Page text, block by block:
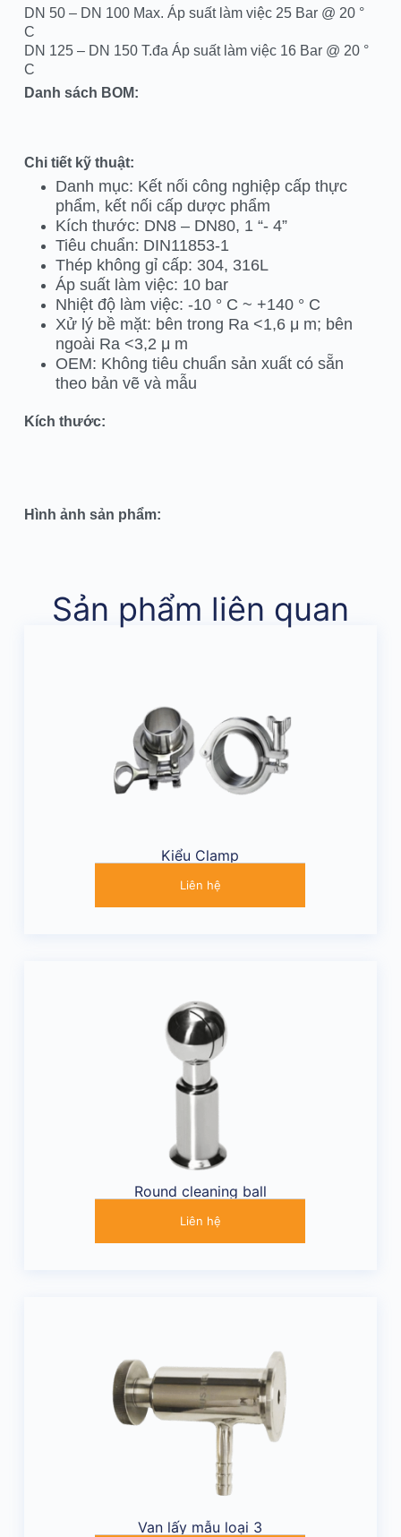
DN 50 – DN 100 Max. Áp suất làm việc 25 Bar @ 20 °
C
DN 125 – DN 150 T.đa Áp suất làm việc 16 Bar @ 20 °
C
Danh sách BOM:
Chi tiết kỹ thuật:
Danh mục: Kết nối công nghiệp cấp thực
phẩm, kết nối cấp dược phẩm
Kích thước: DN8 – DN80, 1 “- 4”
Tiêu chuẩn: DIN11853-1
Thép không gỉ cấp: 304, 316L
Áp suất làm việc: 10 bar
Nhiệt độ làm việc: -10 ° C ~ +140 ° C
Xử lý bề mặt: bên trong Ra <1,6 μ m; bên
ngoài Ra <3,2 μ m
OEM: Không tiêu chuẩn sản xuất có sẵn
theo bản vẽ và mẫu
Kích thước:
Hình ảnh sản phẩm:
Sản phẩm liên quan
Kiểu Clamp
Liên hệ
Round cleaning ball
Liên hệ
Van lấy mẫu loại 3